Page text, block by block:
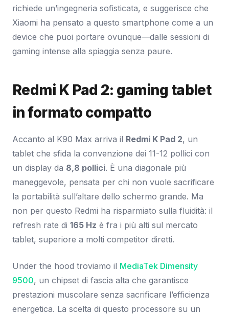
richiede un’ingegneria sofisticata, e suggerisce che
Xiaomi ha pensato a questo smartphone come a un
device che puoi portare ovunque—dalle sessioni di
gaming intense alla spiaggia senza paure.
Redmi K Pad 2: gaming tablet
in formato compatto
Accanto al K90 Max arriva il Redmi K Pad 2, un
tablet che sfida la convenzione dei 11-12 pollici con
un display da 8,8 pollici. È una diagonale più
maneggevole, pensata per chi non vuole sacrificare
la portabilità sull’altare dello schermo grande. Ma
non per questo Redmi ha risparmiato sulla fluidità: il
refresh rate di 165 Hz è fra i più alti sul mercato
tablet, superiore a molti competitor diretti.
Under the hood troviamo il MediaTek Dimensity
9500, un chipset di fascia alta che garantisce
prestazioni muscolare senza sacrificare l’efficienza
energetica. La scelta di questo processore su un